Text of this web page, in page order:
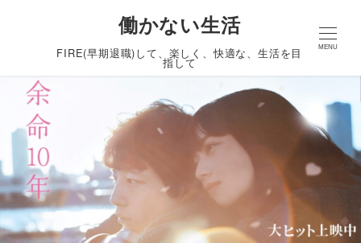
働かない生活
FIRE(早期退職)して、楽しく、快適な、生活を目
指して
MENU